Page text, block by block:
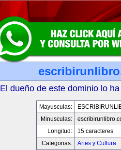
El dueño de este dominio lo
Mayusculas:
Minusculas:
Longitud:
15 caracteres
Categorias:
Artes y Cultura